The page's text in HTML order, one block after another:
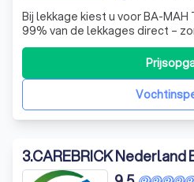
Bij lekkage kiest u voor BA-MAH
99% van de lekkages direct –
24/7 bereikbaar, betrouwbaar,
3.CAREBRICK Nederland